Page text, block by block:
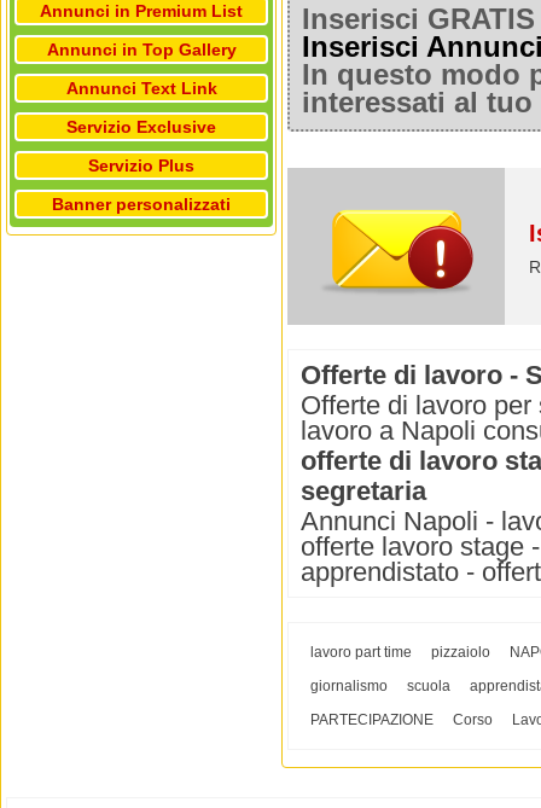
Annunci in Premium List
Annunci in Top Gallery
Annunci Text Link
Servizio Exclusive
Servizio Plus
Banner personalizzati
Inserisci
Inserisci
In questo modo
interessati al
Offerte di lavoro -
Offerte di lavoro
lavoro a Napoli
offerte di lavoro
segretaria
Annunci Napoli -
offerte lavoro stage
apprendistato -
lavoro part time pizzaiolo
giornalismo
scuola
PARTECIPAZIONE
Corso